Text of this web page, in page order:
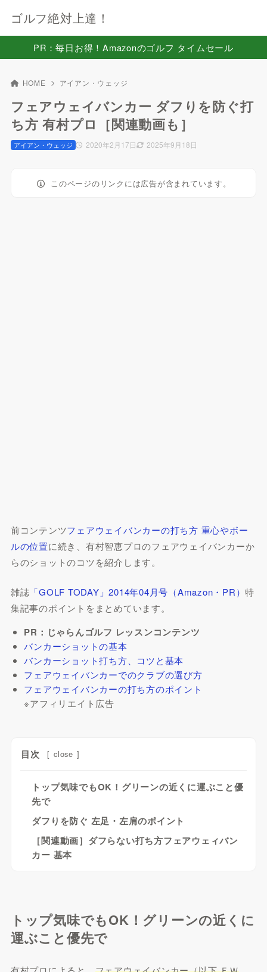
ゴルフ絶対上達！
PR：毎日お得！Amazonのゴルフ タイムセール
HOME アイアン・ウェッジ
フェアウェイバンカー ダフりを防ぐ打
ち方 有村プロ［関連動画も］
2020年2月17日 2025年9月18日
アイアン・ウェッジ
このページのリンクには広告が含まれています。
前コンテンツフェアウェイバンカーの打ち方 重心やボー
ルの位置に続き、有村智恵プロのフェアウェイバンカーか
らのショットのコツを紹介します。
雑誌 「GOLF TODAY」2014年04月号（Amazon・PR）特
集記事のポイントをまとめています。
PR：じゃらんゴルフ レッスンコンテンツ
バンカーショットの基本
バンカーショット打ち方、コツと基本
フェアウェイバンカーでのクラブの選び方
フェアウェイバンカーの打ち方のポイント
※アフィリエイト広告
目次 [ close ]
トップ気味でもOK！グリーンの近くに運ぶこと優
先で
ダフりを防ぐ 左足・左肩のポイント
［関連動画］ダフらない打ち方フェアウェィバン
カー 基本
トップ気味でもOK！グリーンの近くに
運ぶこと優先で